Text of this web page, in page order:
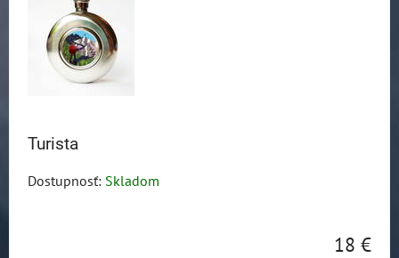
Turista
Dostupnosť: Skladom
18 €